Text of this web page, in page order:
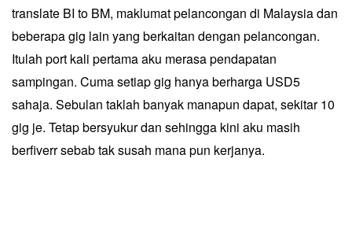
translate BI to BM, maklumat pelancongan di Malaysia dan
beberapa gig lain yang berkaitan dengan pelancongan.
Itulah port kali pertama aku merasa pendapatan
sampingan. Cuma setiap gig hanya berharga USD5
sahaja. Sebulan taklah banyak manapun dapat, sekitar 10
gig je. Tetap bersyukur dan sehingga kini aku masih
berfiverr sebab tak susah mana pun kerjanya.